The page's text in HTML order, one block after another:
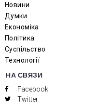
Новини
Думки
Економіка
Політика
Суспільство
Технології
НА СВЯЗИ
Facebook
Twitter